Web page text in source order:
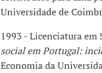
Universidade de
1993 - Licenciatura em
social em Portugal:
Economia da